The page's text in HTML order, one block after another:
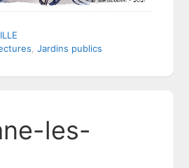
,Jardins publics
les-